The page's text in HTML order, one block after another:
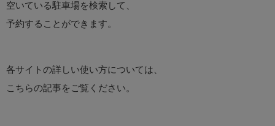
空いている駐車場を検索して、
予約することができます。
各サイトの詳しい使い方については、
こちらの記事をご覧ください。